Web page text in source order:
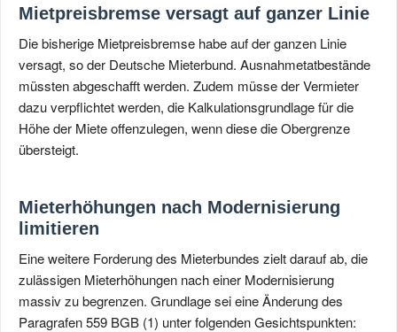
Mietpreisbremse versagt auf ganzer Linie
Die bisherige Mietpreisbremse habe auf der ganzen Linie
versagt, so der Deutsche Mieterbund. Ausnahmetatbestände
müssten abgeschafft werden. Zudem müsse der Vermieter
dazu verpflichtet werden, die Kalkulationsgrundlage für die
Höhe der Miete offenzulegen, wenn diese die Obergrenze
übersteigt.
Mieterhöhungen nach Modernisierung
limitieren
Eine weitere Forderung des Mieterbundes zielt darauf ab, die
zulässigen Mieterhöhungen nach einer Modernisierung
massiv zu begrenzen. Grundlage sei eine Änderung des
Paragrafen 559 BGB (1) unter folgenden Gesichtspunkten: